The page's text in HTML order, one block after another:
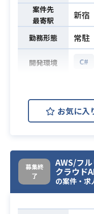
案件先
最寄駅
新宿
勤務形態 常駐
開発環境 C#
業務内容
業
・UI
・リ
テキ
・パ
・課
必須スキル
・
お気に入
募集終
了
AWS/フ
クラウド
の案件・求